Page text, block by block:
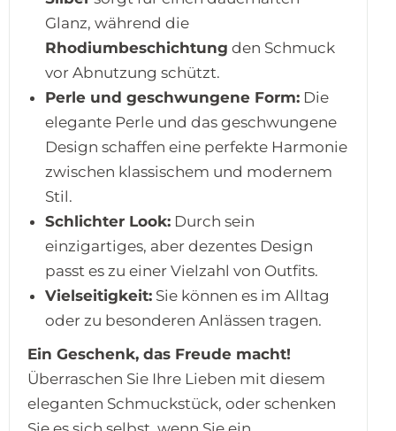
Glanz, während die
Rhodiumbeschichtung den Schmuck
vor Abnutzung schützt.
Perle und geschwungene Form: Die
elegante Perle und das geschwungene
Design schaffen eine perfekte Harmonie
zwischen klassischem und modernem
Stil.
Schlichter Look: Durch sein
einzigartiges, aber dezentes Design
passt es zu einer Vielzahl von Outfits.
Vielseitigkeit: Sie können es im Alltag
oder zu besonderen Anlässen tragen.
Ein Geschenk, das Freude macht!
Überraschen Sie Ihre Lieben mit diesem
eleganten Schmuckstück, oder schenken